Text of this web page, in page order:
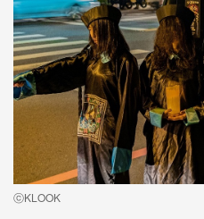
ⓒKLOOK